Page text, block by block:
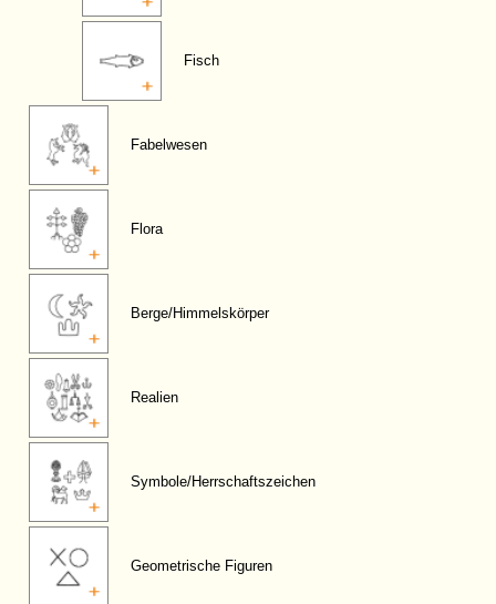
Fisch
Fabelwesen
Flora
Berge/Himmelskörper
Realien
Symbole/Herrschaftszeichen
Geometrische Figuren